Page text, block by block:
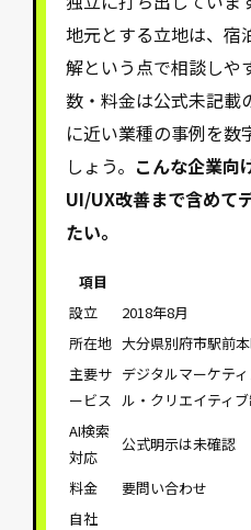
地元とする立地は、宿
解という点で相談しや
数・料金は公式未記載
に近い業種の事例を数
しょう。 こんな企業向
UI/UX改善まで含めて
たい。
項目
設立
2018年8月
所在地 大分県別府市駅前
主要サ
ービス
デジタルマーケテ
ル・クリエイティ
AI検索
対応
公式明示は未確認
料金
要問い合わせ
自社